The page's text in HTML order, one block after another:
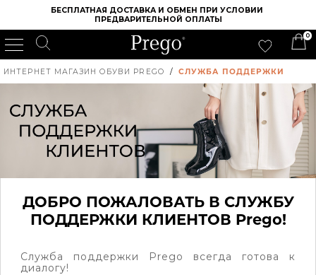
БЕСПЛАТНАЯ ДОСТАВКА И ОБМЕН ПРИ УСЛОВИИ
ПРЕДВАРИТЕЛЬНОЙ ОПЛАТЫ
0
ИНТЕРНЕТ МАГАЗИН ОБУВИ PREGO / СЛУЖБА ПОДДЕРЖКИ
ДОБРО ПОЖАЛОВАТЬ В СЛУЖБУ
ПОДДЕРЖКИ КЛИЕНТОВ Prego!
Служба поддержки Prego всегда готова к
диалогу!